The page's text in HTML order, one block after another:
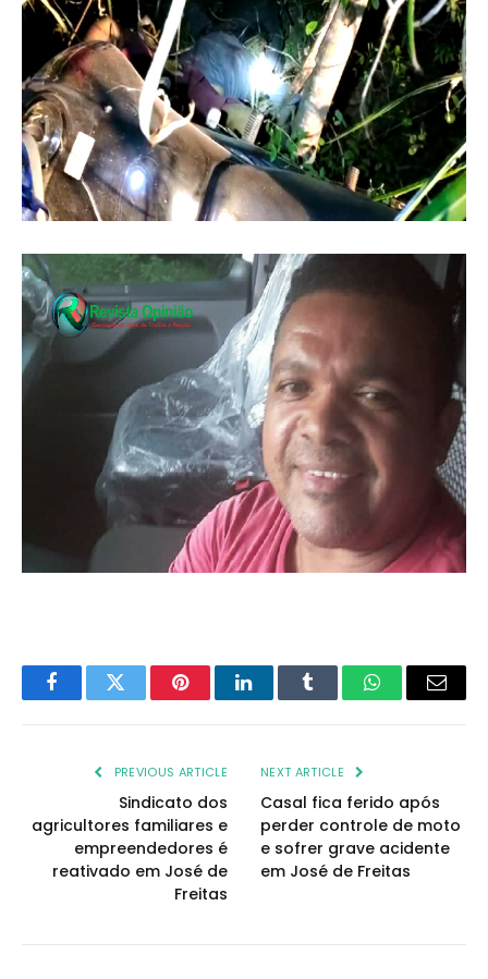
FacebookTwitter PinterestLinkedInTumblr WhatsAppEmail
PREVIOUS ARTICLE
Sindicato dos
agricultores familiares e
empreendedores é
reativado em José de
Freitas
NEXT ARTICLE
Casal fica ferido após
perder controle de moto
e sofrer grave acidente
em José de Freitas